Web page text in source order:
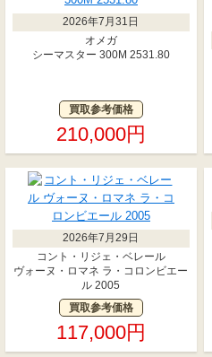
2026年7月31日
オメガ
シーマスター 300M 2531.80
買取参考価格
210,000円
2026年7月29日
コント・リジェ・ベレール
ヴォーヌ・ロマネ ラ・コロンビエー
ル 2005
買取参考価格
117,000円